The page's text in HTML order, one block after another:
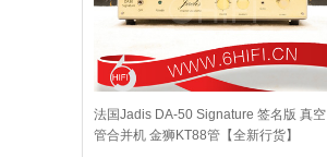
法国Jadis DA-50 Signature 签名版 真空
管合并机 金狮KT88管【全新行货】